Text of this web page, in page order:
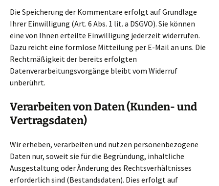
Die Speicherung der Kommentare erfolgt auf Grundlage
Ihrer Einwilligung (Art. 6 Abs. 1 lit. a DSGVO). Sie können
eine von Ihnen erteilte Einwilligung jederzeit widerrufen.
Dazu reicht eine formlose Mitteilung per E-Mail an uns. Die
Rechtmäßigkeit der bereits erfolgten
Datenverarbeitungsvorgänge bleibt vom Widerruf
unberührt.
Verarbeiten von Daten (Kunden- und
Vertragsdaten)
Wir erheben, verarbeiten und nutzen personenbezogene
Daten nur, soweit sie für die Begründung, inhaltliche
Ausgestaltung oder Änderung des Rechtsverhältnisses
erforderlich sind (Bestandsdaten). Dies erfolgt auf